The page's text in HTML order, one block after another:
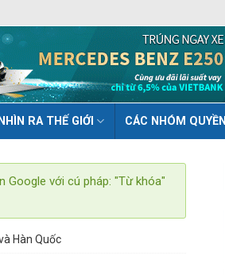
NHÌN RA THẾ GIỚI CÁC NHÓM QUYỀN
Google với cú pháp: "Từ khóa"
Hàn Quốc